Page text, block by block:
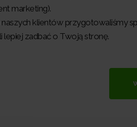
marketing).
naszych klientów przygotowaliśmy
lepiej zadbać o Twoją stronę.